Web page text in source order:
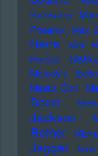
Rainwater
Phoenix Max
Herre
Max
Hecker
Melody's
Mesut Özil
Doom
Jackson
Rother
Jagger